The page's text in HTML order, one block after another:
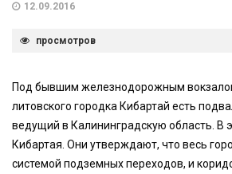
12.09.2016
просмотров
Под бывшим железнодорожным
литовского городка Кибартай есть
ведущий в Калининградскую область. В
Кибартая. Они утверждают, что весь
системой подземных переходов, и